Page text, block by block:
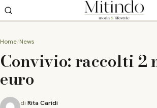
Home News
Convivio: raccolti
euro
di Rita Caridi